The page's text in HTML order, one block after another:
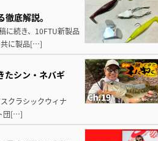
底解説。
に続き、10FTU新製品
共に製品[…]
たシン・ネバギ
クラシックウィナ
団[…]